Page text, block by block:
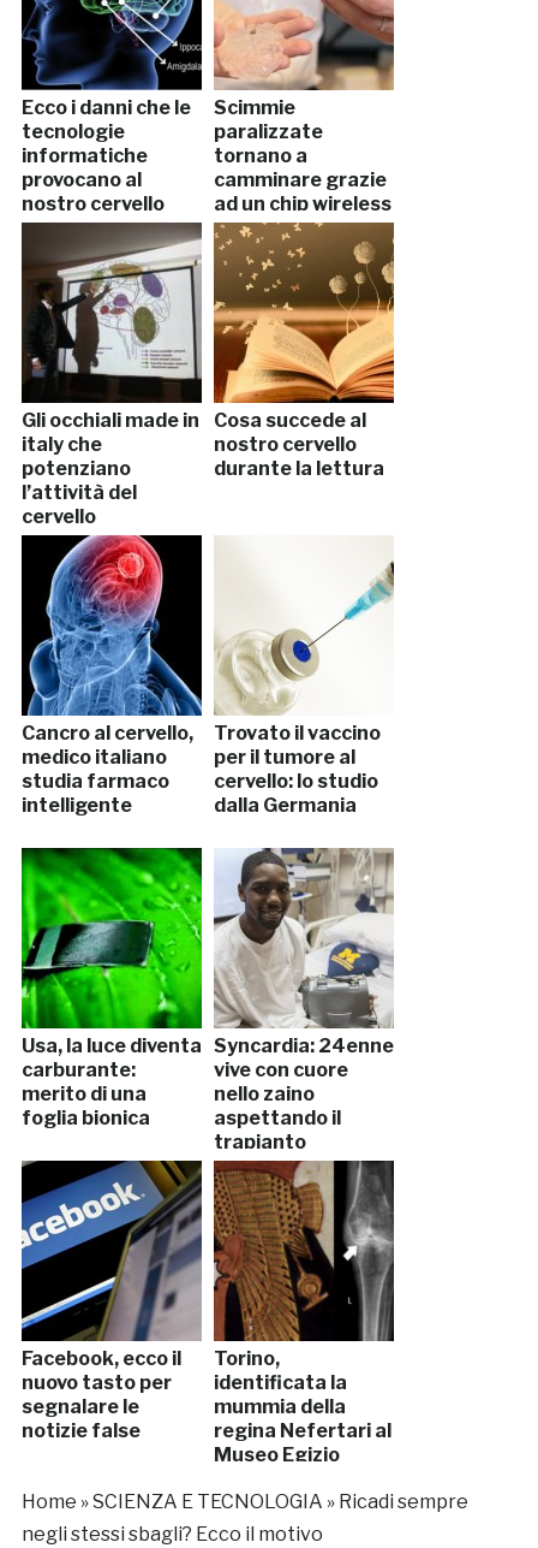
Ecco i danni che le
tecnologie
informatiche
provocano al
nostro cervello
Scimmie
paralizzate
tornano a
camminare grazie
ad un chip wireless
Gli occhiali made in
italy che
potenziano
l’attività del
cervello
Cosa succede al
nostro cervello
durante la lettura
Cancro al cervello,
medico italiano
studia farmaco
intelligente
Trovato il vaccino
per il tumore al
cervello: lo studio
dalla Germania
Usa, la luce diventa
carburante:
merito di una
foglia bionica
Syncardia: 24enne
vive con cuore
nello zaino
aspettando il
trapianto
Facebook, ecco il
nuovo tasto per
segnalare le
notizie false
Torino,
identificata la
mummia della
regina Nefertari al
Museo Egizio
Home »SCIENZA E TECNOLOGIA » Ricadi sempre
negli stessi sbagli? Ecco il motivo